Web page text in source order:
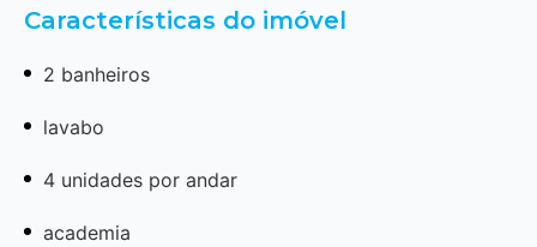
Características do imóvel
2 banheiros
lavabo
4 unidades por andar
academia